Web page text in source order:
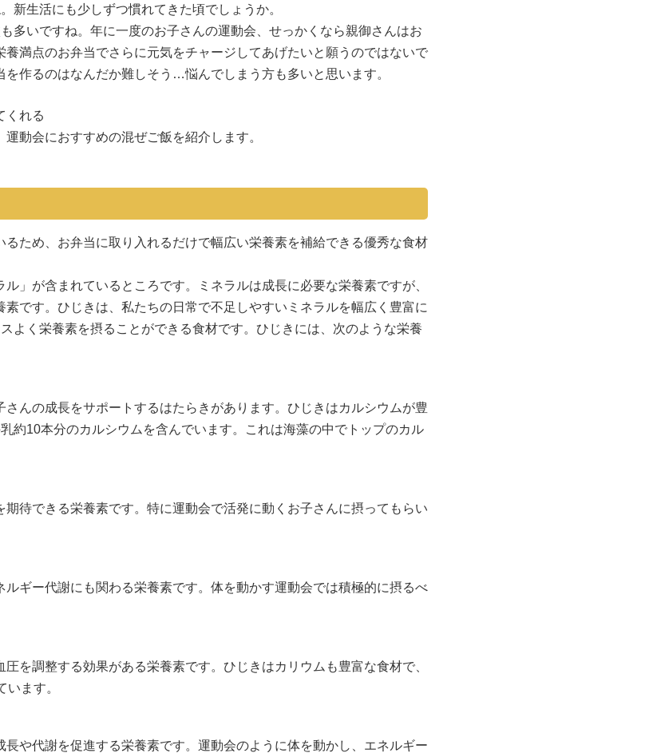
新生活にも少しずつ慣れてきた頃でしょうか。
多いですね。年に一度のお子さんの運動会、せっかくなら親御さんはお
満点のお弁当でさらに元気をチャージしてあげたいと願うのではないで
を作るのはなんだか難しそう…悩んでしまう方も多いと思います。
くれる
動会におすすめの混ぜご飯を紹介します。
ため、お弁当に取り入れるだけで幅広い栄養素を補給できる優秀な食材
」が含まれているところです。ミネラルは成長に必要な栄養素ですが、
です。ひじきは、私たちの日常で不足しやすいミネラルを幅広く豊富に
よく栄養素を摂ることができる食材です。ひじきには、次のような栄養
んの成長をサポートするはたらきがあります。ひじきはカルシウムが豊
約10本分のカルシウムを含んでいます。これは海藻の中でトップのカル
待できる栄養素です。特に運動会で活発に動くお子さんに摂ってもらい
ギー代謝にも関わる栄養素です。体を動かす運動会では積極的に摂るべ
を調整する効果がある栄養素です。ひじきはカリウムも豊富な食材で、
ます。
や代謝を促進する栄養素です。運動会のように体を動かし、エネルギー